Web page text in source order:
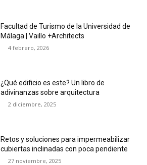
Facultad de Turismo de la Universidad de
Málaga | Vaillo +Architects
4 febrero, 2026
¿Qué edificio es este? Un libro de
adivinanzas sobre arquitectura
2 diciembre, 2025
Retos y soluciones para impermeabilizar
cubiertas inclinadas con poca pendiente
27 noviembre, 2025